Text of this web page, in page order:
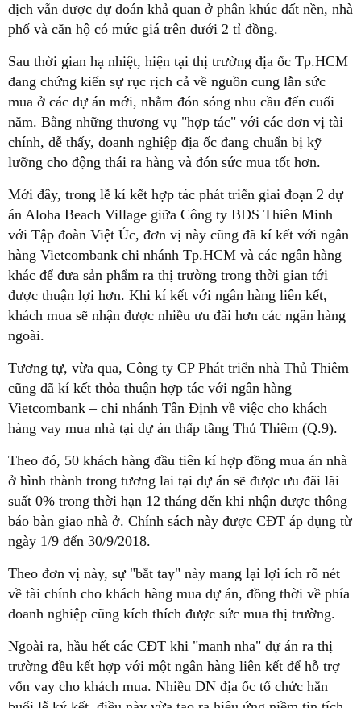
dịch vẫn được dự đoán khả quan ở phân khúc đất nền, nhà
phố và căn hộ có mức giá trên dưới 2 tỉ đồng.
Sau thời gian hạ nhiệt, hiện tại thị trường địa ốc Tp.HCM
đang chứng kiến sự rục rịch cả về nguồn cung lẫn sức
mua ở các dự án mới, nhằm đón sóng nhu cầu đến cuối
năm. Bằng những thương vụ "hợp tác" với các đơn vị tài
chính, dễ thấy, doanh nghiệp địa ốc đang chuẩn bị kỹ
lưỡng cho động thái ra hàng và đón sức mua tốt hơn.
Mới đây, trong lễ kí kết hợp tác phát triển giai đoạn 2 dự
án Aloha Beach Village giữa Công ty BĐS Thiên Minh
với Tập đoàn Việt Úc, đơn vị này cũng đã kí kết với ngân
hàng Vietcombank chi nhánh Tp.HCM và các ngân hàng
khác để đưa sản phẩm ra thị trường trong thời gian tới
được thuận lợi hơn. Khi kí kết với ngân hàng liên kết,
khách mua sẽ nhận được nhiều ưu đãi hơn các ngân hàng
ngoài.
Tương tự, vừa qua, Công ty CP Phát triển nhà Thủ Thiêm
cũng đã kí kết thỏa thuận hợp tác với ngân hàng
Vietcombank – chi nhánh Tân Định về việc cho khách
hàng vay mua nhà tại dự án thấp tầng Thủ Thiêm (Q.9).
Theo đó, 50 khách hàng đầu tiên kí hợp đồng mua án nhà
ở hình thành trong tương lai tại dự án sẽ được ưu đãi lãi
suất 0% trong thời hạn 12 tháng đến khi nhận được thông
báo bàn giao nhà ở. Chính sách này được CĐT áp dụng từ
ngày 1/9 đến 30/9/2018.
Theo đơn vị này, sự "bắt tay" này mang lại lợi ích rõ nét
về tài chính cho khách hàng mua dự án, đồng thời về phía
doanh nghiệp cũng kích thích được sức mua thị trường.
Ngoài ra, hầu hết các CĐT khi "manh nha" dự án ra thị
trường đều kết hợp với một ngân hàng liên kết để hỗ trợ
vốn vay cho khách mua. Nhiều DN địa ốc tổ chức hẳn